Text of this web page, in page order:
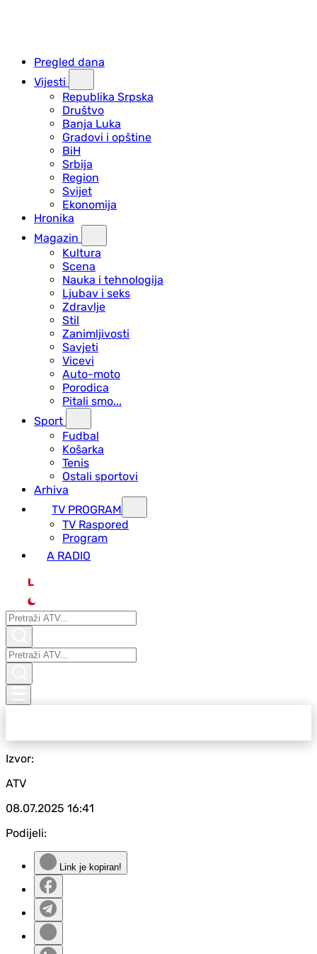
Pregled dana
Vijesti
Republika Srpska
Društvo
Banja Luka
Gradovi i opštine
BiH
Srbija
Region
Svijet
Ekonomija
Hronika
Magazin
Kultura
Scena
Nauka i tehnologija
Ljubav i seks
Zdravlje
Stil
Zanimljivosti
Savjeti
Vicevi
Auto-moto
Porodica
Pitali smo...
Sport
Fudbal
Košarka
Tenis
Ostali sportovi
Arhiva
TV PROGRAM
ТV Raspored
Program
A RADIO
L
Izvor:
ATV
08.07.2025 16:41
Podijeli:
Link je kopiran!